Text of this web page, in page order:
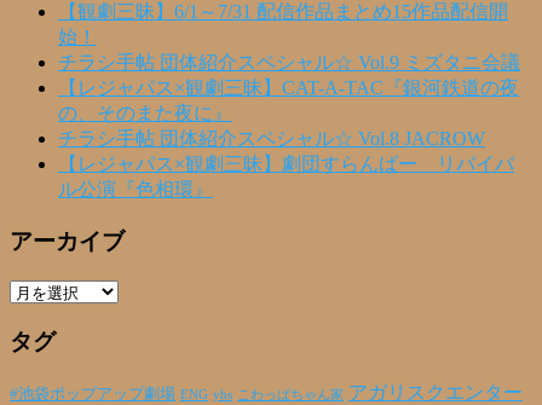
【観劇三昧】6/1～7/31 配信作品まとめ15作品配信開
始！
チラシ手帖 団体紹介スペシャル☆ Vol.9 ミズタニ会議
【レジャパス×観劇三昧】CAT-A-TAC『銀河鉄道の夜
の、そのまた夜に』
チラシ手帖 団体紹介スペシャル☆ Vol.8 JACROW
【レジャパス×観劇三昧】劇団すらんばー リバイバ
ル公演『色相環』
アーカイブ
ア
カ
ブ
タグ
#池袋ポップアップ劇場 ENG yhs こわっぱちゃん家 アガリスクエンター